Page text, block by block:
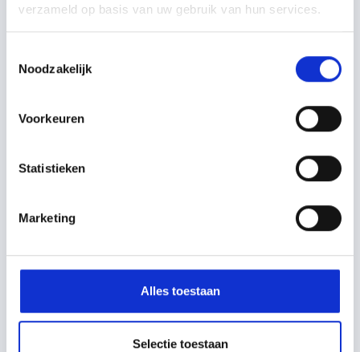
verzameld op basis van uw gebruik van hun services.
Noodzakelijk
Voorkeuren
Statistieken
Marketing
Alles toestaan
Selectie toestaan
CAPTCHA
Heb je advies nodig of een
vraag?
zitten klaar om je te helpen.
085 2020 520